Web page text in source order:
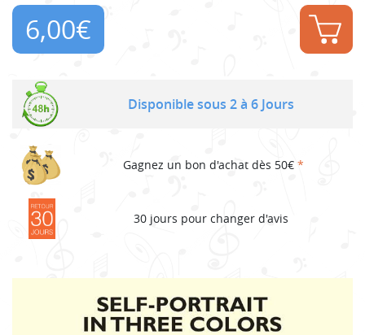
6,00€
Disponible sous 2 à 6 Jours
Gagnez un bon d'achat dès 50€ *
30 jours pour changer d'avis